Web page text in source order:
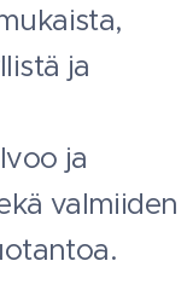
ja
ja
valmiiden